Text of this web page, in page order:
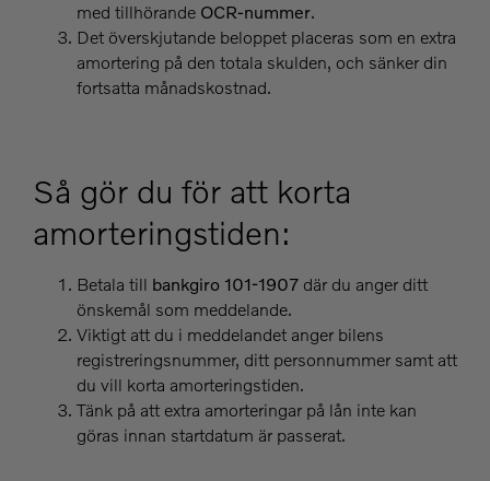
med tillhörande OCR-nummer.
Det överskjutande beloppet placeras som en extra
amortering på den totala skulden, och sänker din
fortsatta månadskostnad.
Så gör du för att korta
amorteringstiden:
Betala till bankgiro 101-1907 där du anger ditt
önskemål som meddelande.
Viktigt att du i meddelandet anger bilens
registreringsnummer, ditt personnummer samt att
du vill korta amorteringstiden.
Tänk på att extra amorteringar på lån inte kan
göras innan startdatum är passerat.